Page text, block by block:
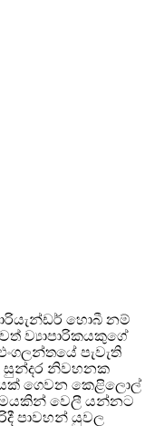
හොබී නම්
ව්යාපාරිකයකුගේ
පැවැති
සුන්දර නිවහනක
ගෙවන කෙළිලොල්
වෙලී යන්නට
පාවහන් යුවල